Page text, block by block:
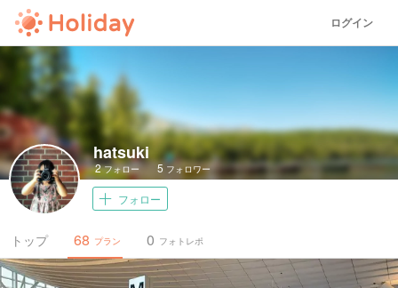
ログイン
hatsuki
2フォロー 5 フォロワー
フォロー
トップ プラン
68 フォトレポ
0